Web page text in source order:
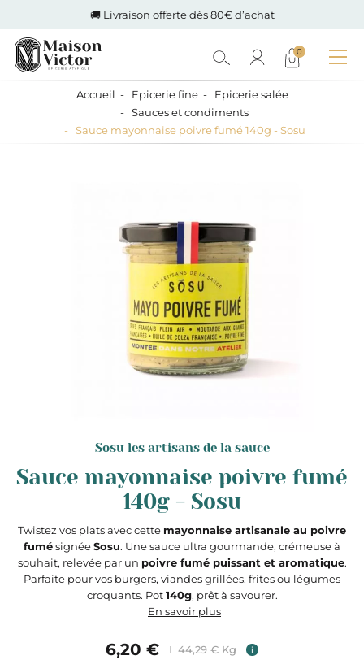
🚚 Livraison offerte dès 80€ d’achat
0
Accueil Epicerie fine
Epicerie salée
Sauces et condiments
Sauce mayonnaise poivre fumé 140g - Sosu
Sosu les artisans de la sauce
Sauce mayonnaise poivre fumé
140g - Sosu
Twistez vos plats avec cette mayonnaise artisanale au poivre
fumésignéeSosu. Une sauce ultra gourmande, crémeuse à
souhait, relevée par un poivre fumé puissant et aromatique.
Parfaite pour vos burgers, viandes grillées, frites ou légumes
croquants. Pot140g, prêt à savourer.
En savoir plus
6,20 € 44,29 € Kg i